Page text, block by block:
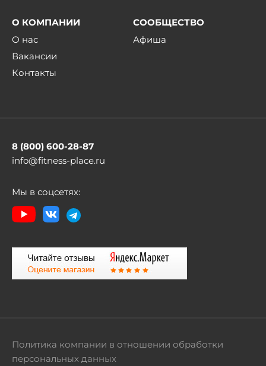
О КОМПАНИИ
О нас
Вакансии
Контакты
СООБЩЕСТВО
Афиша
8 (800) 600-28-87
info@fitness-place.ru
Мы в соцсетях:
Политика компании в отношении обработки
персональных данных